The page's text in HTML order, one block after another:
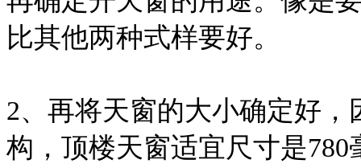
比其他两种式样要好。
2、再将天窗的大小确定好
构，顶楼天窗适宜尺寸是780